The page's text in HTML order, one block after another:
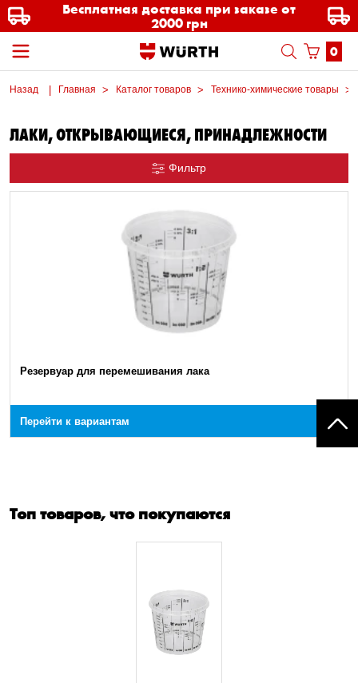
Бесплатная доставка при заказе от
2000 грн
0
Назад Главная Каталог товаров Технико-химические товары
ЛАКИ, ОТКРЫВАЮЩИЕСЯ, ПРИНАДЛЕЖНОСТИ
Фильтр
Резервуар для перемешивания лака
Перейти к вариантам
Топ товаров, что покупаются